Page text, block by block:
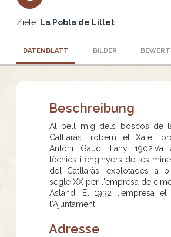
Ziele: La Pobla de Lillet
DATENBLATT BILDER
Beschreibung
Al bell mig dels boscos de
Catllaràs trobem el Xalet
Antoni Gaudí l'any 1902.Va
tècnics i enginyers de les
del Catllaràs, explotades a
segle XX per l'empresa de
Asland. El 1932 l'empresa
l'Ajuntament.
Adresse